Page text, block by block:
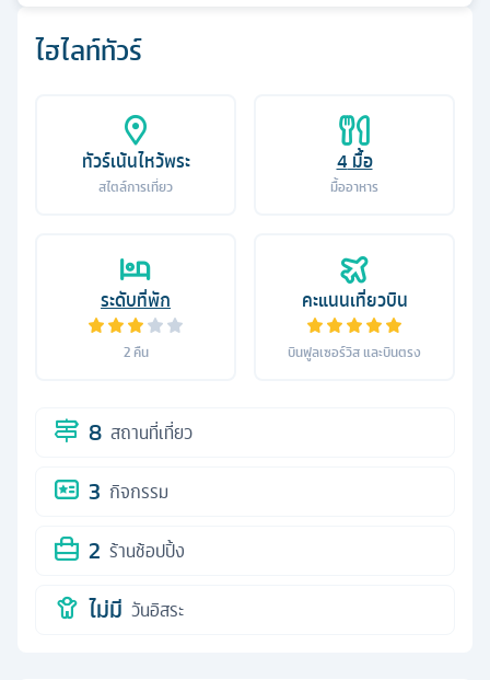
ไฮไลท์ทัวร์
ทัวร์เน้นไหว้พระ
สไตล์การเที่ยว
4 มื้อ
มื้ออาหาร
ระดับที่พัก
2คืน
คะแนนเที่ยวบิน
บินฟูลเซอร์วิส และบินตรง
8 สถานที่เที่ยว
3 กิจกรรม
2 ร้านช้อปปิ้ง
ไม่มี วันอิสระ